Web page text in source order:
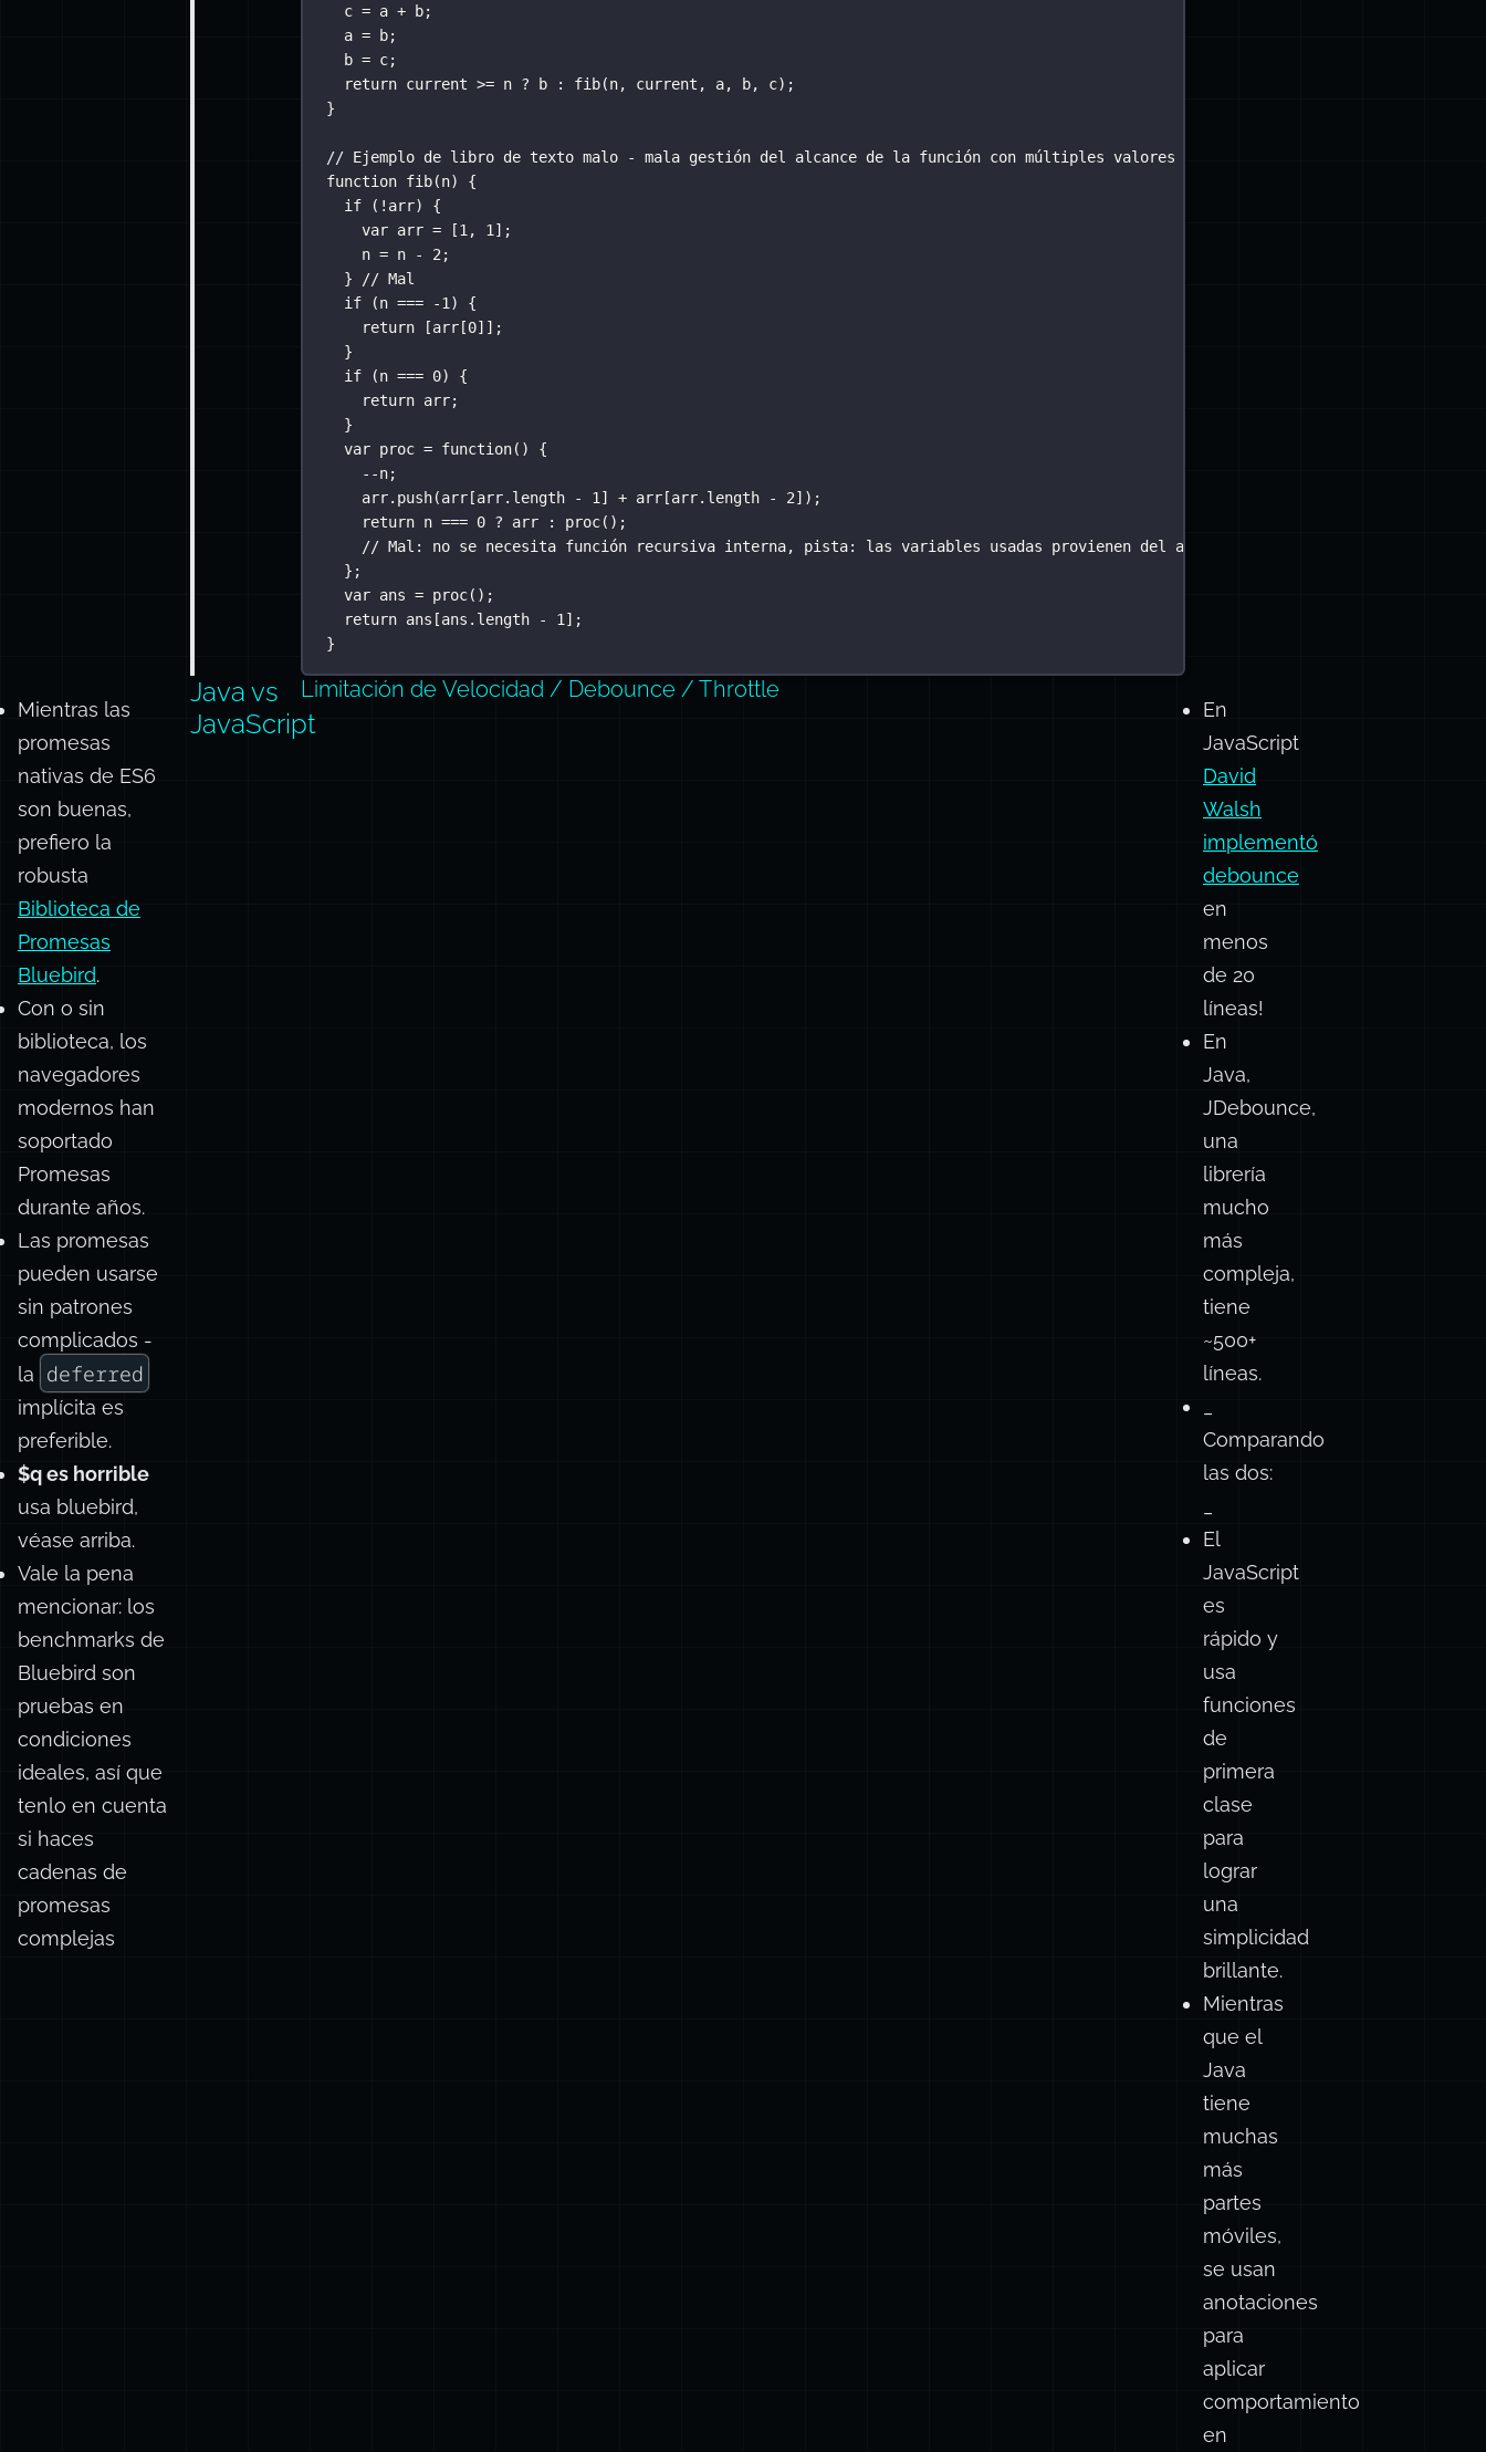
c = a + b;
a = b;
b = c;
return current >= n ? b : fib(n, current, a, b, c);
}
// Ejemplo de libro de texto malo - mala gestión del alcance de la función con múltiples valores mutables externos
function fib(n) {
if ( ! arr) {
var arr = [1, 1];
n = n - 2;
} // Mal
if (n === -1) {
return [arr[0]];
}
if (n === 0) {
return arr;
}
var proc = function() {
--n;
arr. push(arr[arr.length - 1] + arr[arr.length - 2]);
return n === 0 ? arr : proc();
// Mal: no se necesita función recursiva interna, pista: las variables usadas provienen del alcance de la función padre
};
var ans = proc();
return ans[ans.length - 1];
}
Mientras las
promesas
nativas de ES6
son buenas,
prefiero la
robusta
Biblioteca de
Promesas
Bluebird.
Con o sin
biblioteca, los
navegadores
modernos han
soportado
Promesas
durante años.
Las promesas
pueden usarse
sin patrones
complicados -
la
deferred
implícita es
preferible.
$q es horrible
usa bluebird,
véase arriba.
Vale la pena
mencionar: los
benchmarks de
Bluebird son
pruebas en
condiciones
ideales, así que
tenlo en cuenta
si haces
cadenas de
promesas
complejas
Java vs
JavaScript
Limitación de Velocidad / Debounce / Throttle
En
JavaScript
David
Walsh
implementó
debounce
en
menos
de 20
líneas!
En
Java,
JDebounce,
una
librería
mucho
más
compleja,
tiene
~500+
líneas.
Comparando
las dos:
El
JavaScript
es
rápido y
usa
funciones
de
primera
clase
para
lograr
una
simplicidad
brillante.
Mientras
que el
Java
tiene
muchas
más
partes
móviles,
se usan
anotaciones
para
aplicar
comportamiento
en